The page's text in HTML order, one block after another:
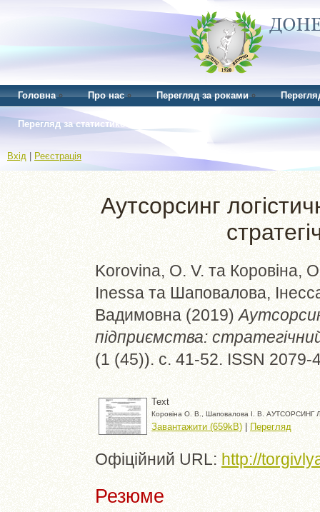
Головна Про нас Перегляд за роками
Перегляд за статистикою
Вхід Реєстрація
Аутсорсинг
Korovina, О. V. та Коровіна,
Inessa та Шаповалова,
Вадимовна (2019)
підприємства:
(1 (45)). с. 41-52. ISSN 2079-
Text
Коровіна О. В., Шаповалова І. В.
Завантажити (659kB) | Перегляд
Офіційний URL: http://
Резюме